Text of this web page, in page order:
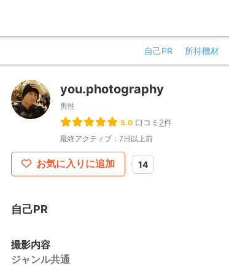
自己PR 所持機材
you.photography
男性
5.0 口コミ 2件
最終アクティブ：7日以上前
お気に入りに追加 14
自己PR
撮影内容
ジャンル共通